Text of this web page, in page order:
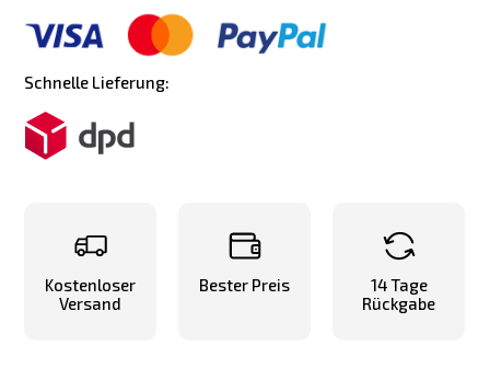
Schnelle Lieferung:
Kostenloser
Versand
Bester Preis
14 Tage
Rückgabe